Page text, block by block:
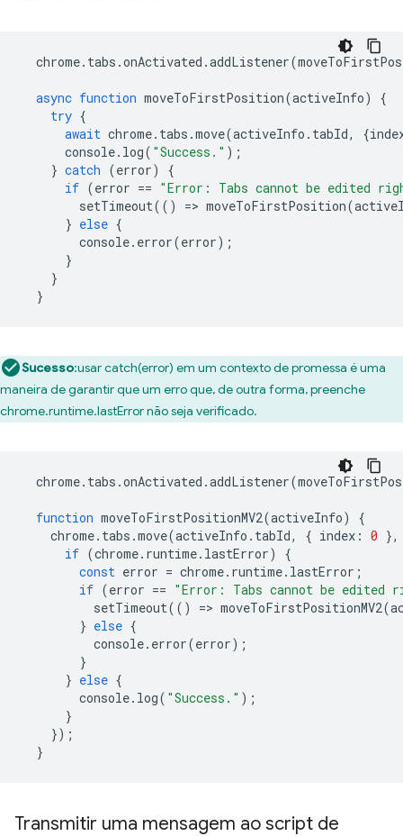
chrome. tabs .onActivated .addListener(
async function moveToFirstPosition(activeInfo)
{
try {
await chrome. tabs .move(activeInfo . tabId, {
console. log( "Success." );
} catch (error)
{
if (error == "Error: Tabs cannot be edited
setTimeout(() => moveToFirstPosition(
} else {
console. error(error);
}
}
}
Sucesso:usar catch(error) em um contexto de promessa é uma
maneira de garantir que um erro que, de outra forma, preenche
chrome.runtime.lastError não seja verificado.
chrome. tabs .onActivated .addListener(
function moveToFirstPositionMV2(activeInfo)
{
chrome. tabs .move(activeInfo . tabId, { index : 0 },
if (chrome. runtime. lastError)
{
const error = chrome. runtime. lastError ;
if (error == "Error: Tabs cannot be edited
setTimeout(() => moveToFirstPositionMV2(
} else {
console. error(error);
}
} else {
console. log( "Success." );
}
});
}
Transmitir uma mensagem ao script de